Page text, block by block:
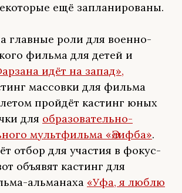
ещё запланированы.
главные роли для военно-
фильма для детей и
идёт на запад»,
массовки для фильма
пройдёт кастинг юных
для образовательно-
мультфильма «Әлифба».
отбор для участия в фокус-
объявят кастинг для
альманаха «Уфа, я люблю